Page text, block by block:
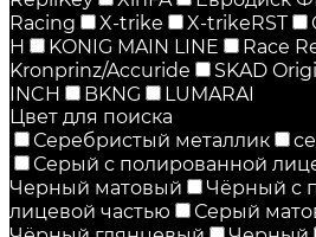
Racing
X-trike X-trikeRST
H
KONIG MAIN LINE
Race
Kronprinz/Accuride
SKAD
INCH
BKNG
LUMARAI
Цвет для поиска
Серебристый металлик
Серый с полированной
Черный матовый
Чёрный с
лицевой частью
Серый